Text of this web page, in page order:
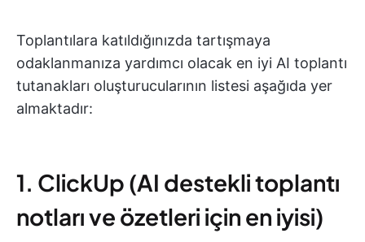
Toplantılara katıldığınızda tartışmaya
odaklanmanıza yardımcı olacak en iyi AI toplantı
tutanakları oluşturucularının listesi aşağıda yer
almaktadır:
1. ClickUp (AI destekli toplantı
notları ve özetleri için en iyisi)